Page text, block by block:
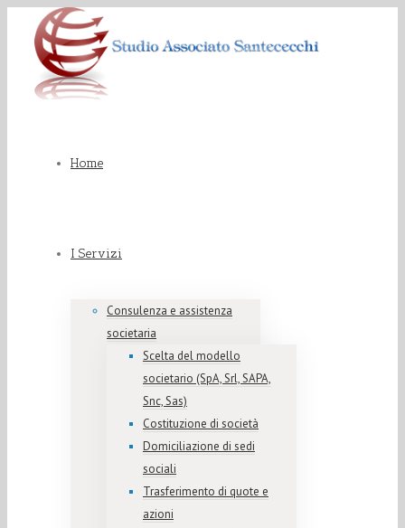
Home
I Servizi
Consulenza e assistenza
societaria
Scelta del modello
societario (SpA, Srl, SAPA,
Snc, Sas)
Costituzione di società
Domiciliazione di sedi
sociali
Trasferimento di quote e
azioni